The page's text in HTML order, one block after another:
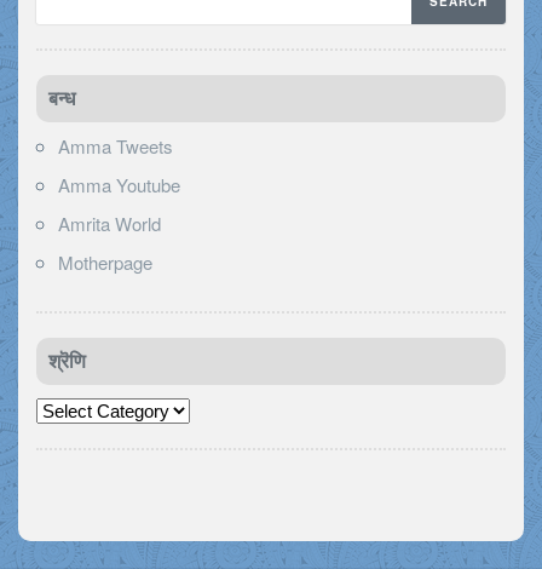
बन्ध
Amma Tweets
Amma Youtube
Amrita World
Motherpage
श्रॆणि
श्रॆणि